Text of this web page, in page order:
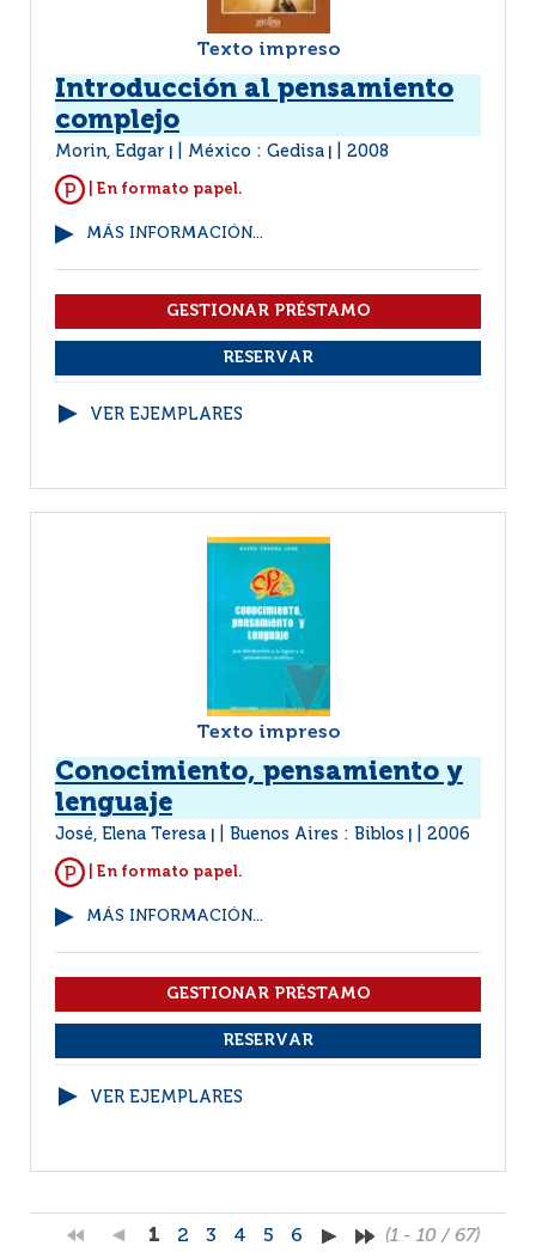
Texto impreso
Introducción al pensamiento
complejo
Morin, Edgar México : Gedisa 2008
| En formato papel.
MÁS INFORMACIÓN...
VER EJEMPLARES
Texto impreso
Conocimiento, pensamiento y
lenguaje
José, Elena Teresa Buenos Aires : Biblos 2006
| En formato papel.
MÁS INFORMACIÓN...
VER EJEMPLARES
1 2 3 4 5 6 (1 - 10 / 67)